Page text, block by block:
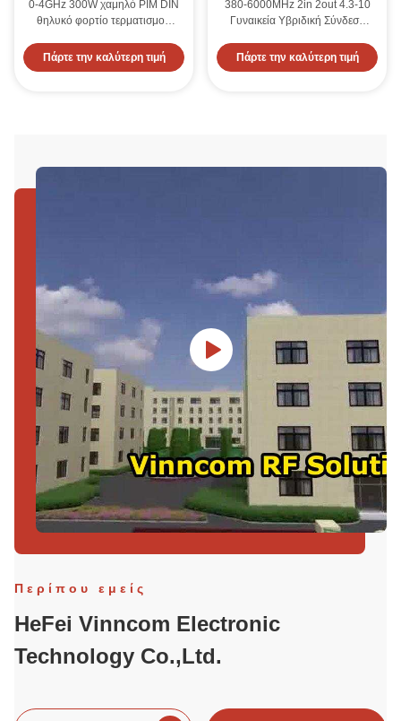
0-4GHz 300W χαμηλό PIM DIN
θηλυκό φορτίο τερματισμού
Πάρτε την καλύτερη τιμή
380-6000MHz 2in 2out 4.3-10
Γυναικεία Υβριδική Σύνδεση
Πάρτε την καλύτερη τιμή
Περίπου εμείς
HeFei Vinncom Electronic
Technology Co.,Ltd.